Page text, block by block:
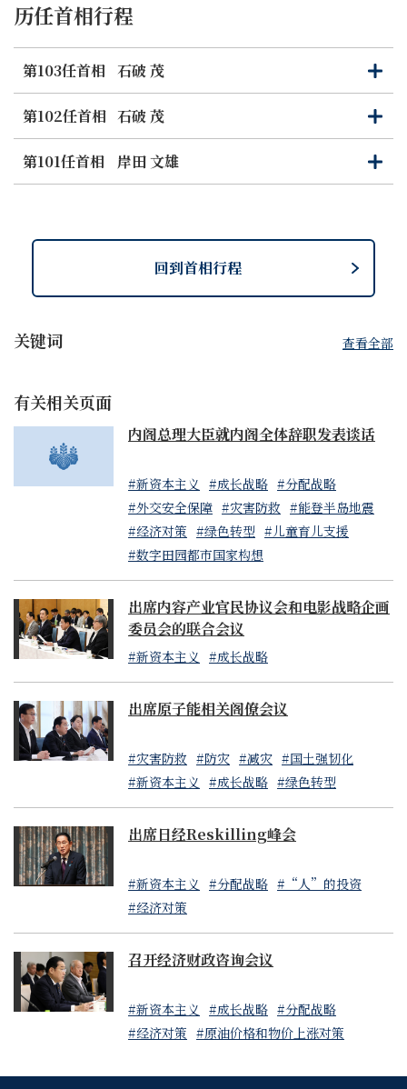
历任首相行程
第103任首相 石破 茂
打
开
关
闭
第102任首相 石破 茂
打
开
关
闭
第101任首相
岸田 文雄
打
开
关
闭
关键词 查看全部
有关相关页面
内阁总理大臣就内阁全体辞职发表谈话
#新资本主义 #成长战略 #分配战略
#外交安全保障 #灾害防救 #能登半岛地震
#经济对策 #绿色转型 #儿童育儿支援
#数字田园都市国家构想
出席内容产业官民协议会和电影战略企画
委员会的联合会议
#新资本主义 #成长战略
出席原子能相关阁僚会议
#灾害防救 #防灾 #减灾 #国土强韧化
#新资本主义 #成长战略 #绿色转型
出席日经Reskilling峰会
#新资本主义 #分配战略 #“人”的投资
#经济对策
召开经济财政咨询会议
#新资本主义 #成长战略 #分配战略
#经济对策 #原油价格和物价上涨对策
回到首相行程